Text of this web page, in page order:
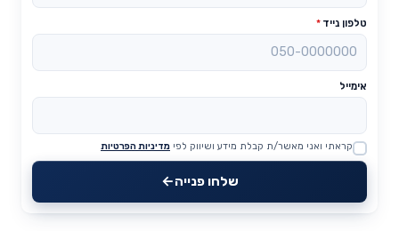
טלפון נייד *
אימייל
Website
קראתי ואני מאשר/ת קבלת מידע ושיווק לפי מדיניות הפרטיות
שלחו פנייה